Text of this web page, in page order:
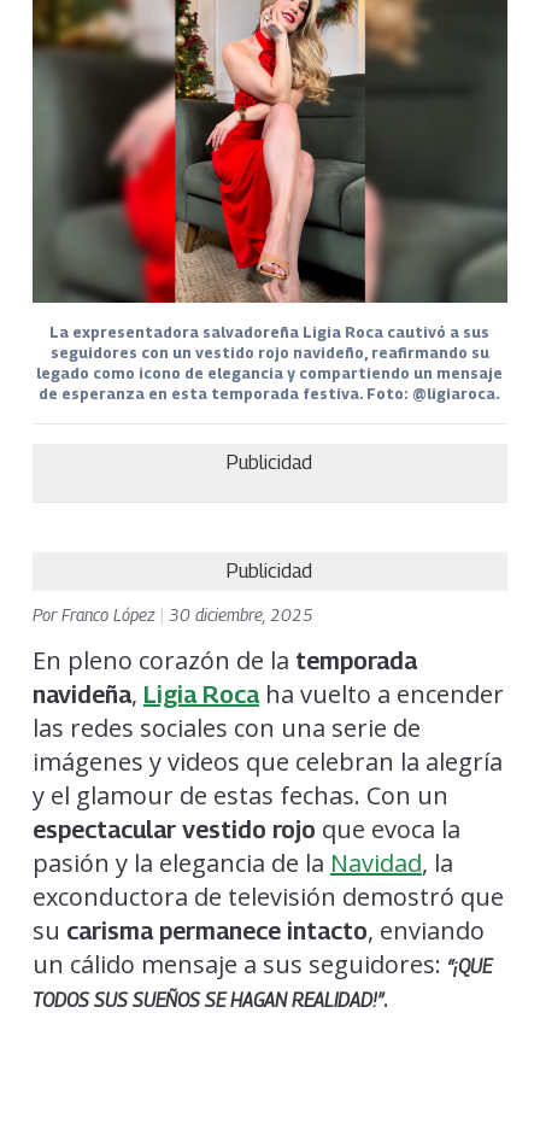
La expresentadora salvadoreña Ligia Roca cautivó a sus
seguidores con un vestido rojo navideño, reafirmando su
legado como icono de elegancia y compartiendo un mensaje
de esperanza en esta temporada festiva. Foto: @ligiaroca.
Publicidad
Publicidad
PorFranco López 30 diciembre, 2025
En pleno corazón de la temporada
navideña, Ligia Rocaha vuelto a encender
las redes sociales con una serie de
imágenes y videos que celebran la alegría
y el glamour de estas fechas. Con un
espectacular vestido rojo que evoca la
pasión y la elegancia de la Navidad, la
exconductora de televisión demostró que
su carisma permanece intacto, enviando
un cálido mensaje a sus seguidores: “¡QUE
TODOS SUS SUEÑOS SE HAGAN REALIDAD!”.